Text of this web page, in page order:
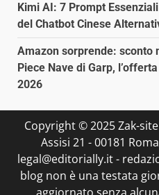
Kimi AI: 7 Prompt
del Chatbot Cinese
Amazon sorprende: sconto
Piece Nave di Garp,
2026
Copyright © 2025 Zak-
Assisi 21 - 00181
legal@editorially.it -
blog non è una testata